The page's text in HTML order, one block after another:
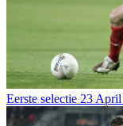
Eerste selectie 23 April